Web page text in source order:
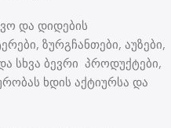
და დიდების
ზურგჩანთები, აუზები,
სხვა ბევრი პროდუქტები,
ხდის აქტიურსა და